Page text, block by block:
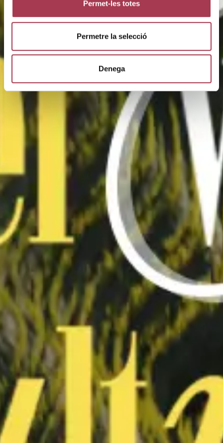
Permet-les totes
Permetre la selecció
Denega